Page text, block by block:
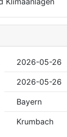
2026-05-26
2026-05-26
Bayern
Krumbach